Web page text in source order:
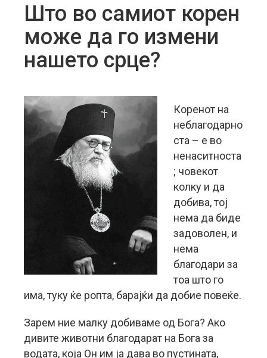
Што во самиот корен
може да го измени
нашето срце?
Коренот на
неблагодарно
ста – е во
ненаситноста
; човекот
колку и да
добива, тој
нема да биде
задоволен, и
нема
благодари за
тоа што го
има, туку ќе ропта, барајќи да добие повеќе.
Зарем ние малку добиваме од Бога? Aко
дивите животни благодарат на Бога за
водата, која Он им ја дава во пустината,